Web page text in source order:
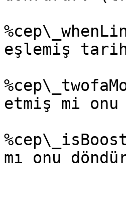
eşlemiş
etmiş mi